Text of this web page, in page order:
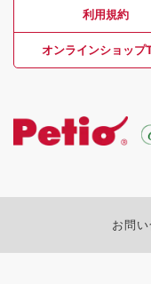
利用規約
オンラインショップ
お問